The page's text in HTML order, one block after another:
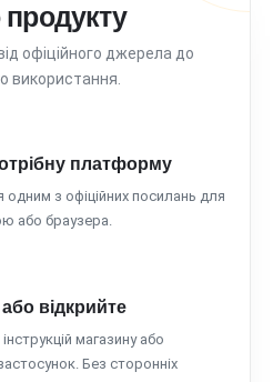
офіційного джерела до
використання.
платформу
одним з офіційних посилань для
або браузера.
відкрийте
магазину або
Без сторонніх